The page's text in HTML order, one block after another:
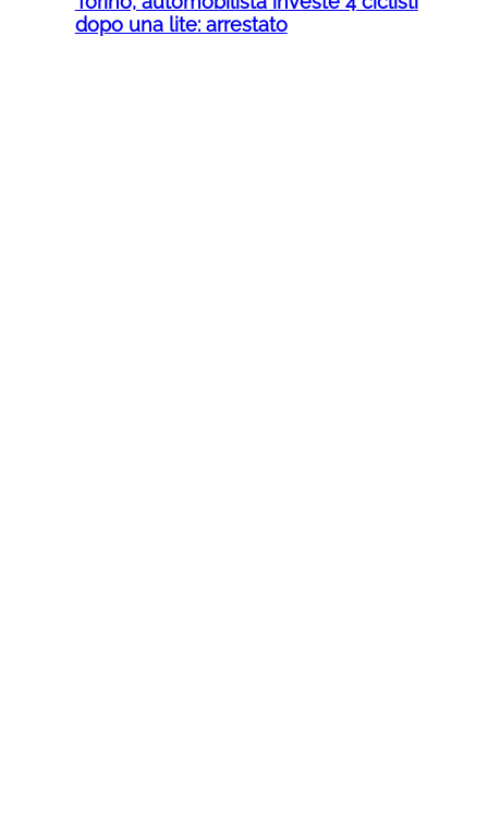
dopo una lite: arrestato